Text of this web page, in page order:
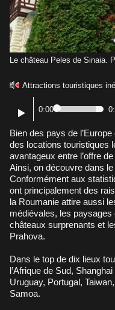
Le château Peles de Sinaia.
Attractions touristiques
0:00
Bien des pays de l’Europe de l’Est sont présentés dans les tops
des locations touristiques
avantageux entre l’offre
Ainsi, on découvre dans
Conformément aux
ont principalement des
la Roumanie attire aussi
médiévales, les paysages
châteaux surprenants et
Prahova.
Dans le top de dix lieux
l’Afrique de Sud,
Uruguay, Portugal,
Samoa.